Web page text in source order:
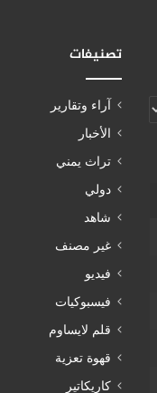
تصنيفات
آراء وتقارير
الأخبار
تراث يمني
دولي
شاهد
غير مصنف
فيديو
فيسبوكيات
قلم لايساوم
قهوة تعزية
كاريكاتير